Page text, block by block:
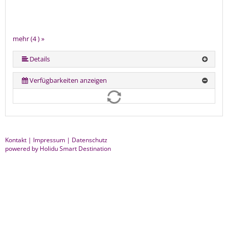
mehr (4 ) »
Details
Verfügbarkeiten anzeigen
Kontakt | Impressum | Datenschutz
powered by Holidu Smart Destination